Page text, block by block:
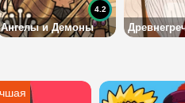
Ангелы и Демоны
4.2